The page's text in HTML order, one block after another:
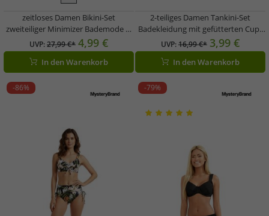
zeitloses Damen Bikini-Set
zweiteiliger Minimizer Bademode F-
Körbchen 960224 Schwarz
UVP:27,99 €* 4,99 €
In den Warenkorb
2-teiliges Damen Tankini-Set
Badekleidung mit gefütterten Cups
Tankini Top und Slip für Strand &
Sommer 937653 Braun
UVP:16,99 €* 3,99 €
In den Warenkorb
-86% -79%